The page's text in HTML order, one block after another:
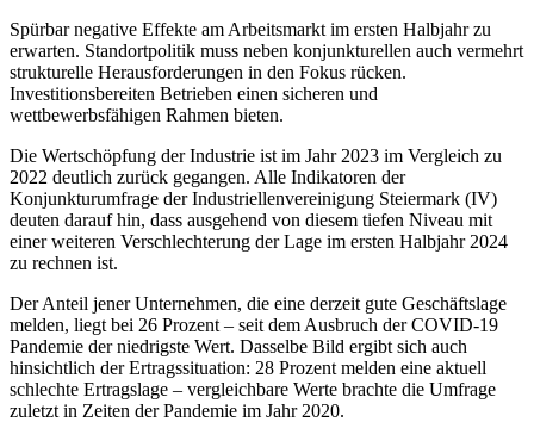
Spürbar negative Effekte am Arbeitsmarkt im ersten Halbjahr zu
erwarten. Standortpolitik muss neben konjunkturellen auch vermehrt
strukturelle Herausforderungen in den Fokus rücken.
Investitionsbereiten Betrieben einen sicheren und
wettbewerbsfähigen Rahmen bieten.
Die Wertschöpfung der Industrie ist im Jahr 2023 im Vergleich zu
2022 deutlich zurück gegangen. Alle Indikatoren der
Konjunkturumfrage der Industriellenvereinigung Steiermark (IV)
deuten darauf hin, dass ausgehend von diesem tiefen Niveau mit
einer weiteren Verschlechterung der Lage im ersten Halbjahr 2024
zu rechnen ist.
Der Anteil jener Unternehmen, die eine derzeit gute Geschäftslage
melden, liegt bei 26 Prozent – seit dem Ausbruch der COVID-19
Pandemie der niedrigste Wert. Dasselbe Bild ergibt sich auch
hinsichtlich der Ertragssituation: 28 Prozent melden eine aktuell
schlechte Ertragslage – vergleichbare Werte brachte die Umfrage
zuletzt in Zeiten der Pandemie im Jahr 2020.